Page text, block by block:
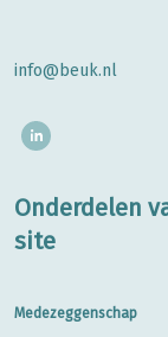
info@beuk.nl
Onderdelen
site
Medezeggenschap